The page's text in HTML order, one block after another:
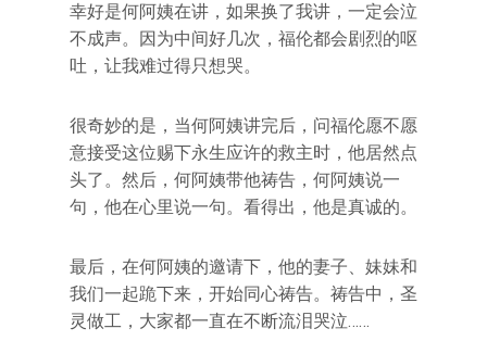
幸好是何阿姨在讲，如果换了我讲，一定会泣
不成声。因为中间好几次，福伦都会剧烈的呕
吐，让我难过得只想哭。
很奇妙的是，当何阿姨讲完后，问福伦愿不愿
意接受这位赐下永生应许的救主时，他居然点
头了。然后，何阿姨带他祷告，何阿姨说一
句，他在心里说一句。看得出，他是真诚的。
最后，在何阿姨的邀请下，他的妻子、妹妹和
我们一起跪下来，开始同心祷告。祷告中，圣
灵做工，大家都一直在不断流泪哭泣……